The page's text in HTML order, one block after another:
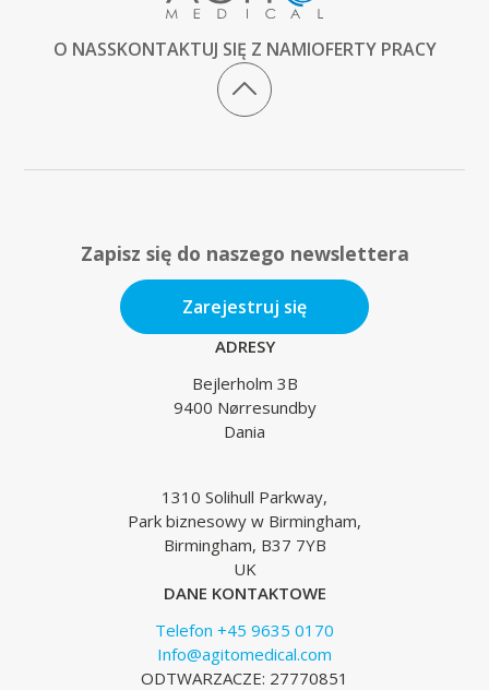
O NASSKONTAKTUJ SIĘ Z NAMIOFERTY PRACY
Zapisz się do naszego newslettera
Zarejestruj się
ADRESY
Bejlerholm 3B
9400 Nørresundby
Dania
1310 Solihull Parkway,
Park biznesowy w Birmingham,
Birmingham, B37 7YB
UK
DANE KONTAKTOWE
Telefon +45 9635 0170
Info@agitomedical.com
ODTWARZACZE: 27770851